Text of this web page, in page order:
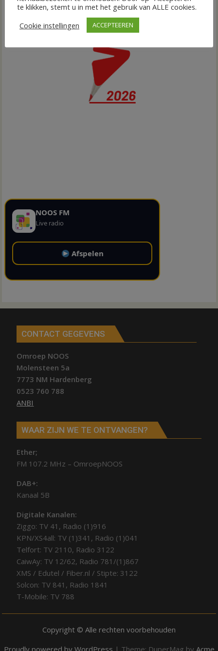
NOOS FM
Live radio
Afspelen
CONTACT GEGEVENS
Omroep NOOS
Molensteen 5a
7773 NM Hardenberg
0523 760 788
ANBI
WAAR ZIJN WE TE ONTVANGEN?
Ether;
FM 107.2 MHz – OmroepNOOS
DAB+:
Kanaal 5B
Digitale Kanalen:
Ziggo: TV 41, Radio (1)916
KPN/XS4all: TV (1)341, Radio (1)041
Telfort: TV 2110, Radio 3122
CaiwAy: TV 12/62, Radio 781/(1)867
XMS / Edutel / Fiber.nl / Stipte: 3122
Solcon: TV 841, Radio 1841
T-Mobile: TV 788
Copyright © Alle rechten voorbehouden
Proudly powered by WordPress | Theme: DuperMag by Acme
te klikken, stemt u in met het gebruik van ALLE cookies.
Cookie instellingen
ACCEPTEEREN